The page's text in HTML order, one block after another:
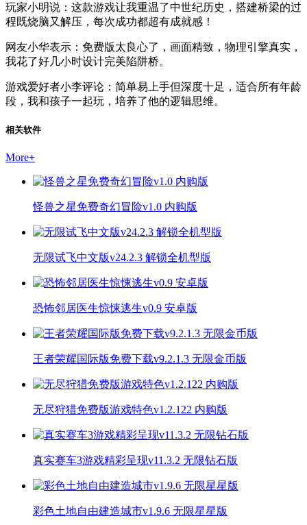
玩家小明说：这款游戏让我重温了中世纪历史，搭建桥梁的过
程既烧脑又解压，每次成功都超有成就感！
网友小华表示：免费版太良心了，画面精致，物理引擎真实，
我花了好几小时设计完美陷阱桥。
游戏爱好者小李评论：简单易上手但深度十足，适合所有年龄
段，我和孩子一起玩，培养了他的逻辑思维。
相关软件
More+
怪兽之星免费奇幻冒险v1.0 内购版
无限试飞中文版v24.2.3 解锁全机型版
恐怖邻居医生惊悚逃生v0.9 安卓版
王者荣耀国际版免费下载v9.2.1.3 无限金币版
无尽狩猎免费版游戏特色v1.2.122 内购版
真实赛车3游戏精彩呈现v11.3.2 无限钻石版
彩色土地自由建造城市v1.9.6 无限星星版